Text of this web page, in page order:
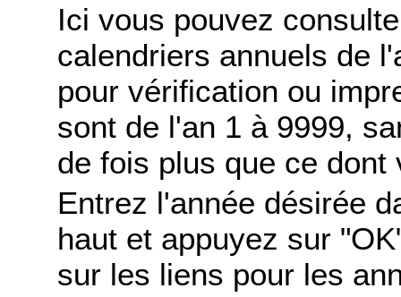
Ici vous pouvez
calendriers annuels de
pour vérification ou
sont de l'an 1 à 9999,
de fois plus que ce dont
Entrez l'année désirée
haut et appuyez sur
sur les liens pour les